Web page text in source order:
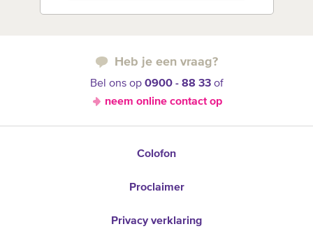
Heb je een vraag?
Bel ons op 0900 - 88 33of
neem online contact op
Colofon
Proclaimer
Privacy verklaring